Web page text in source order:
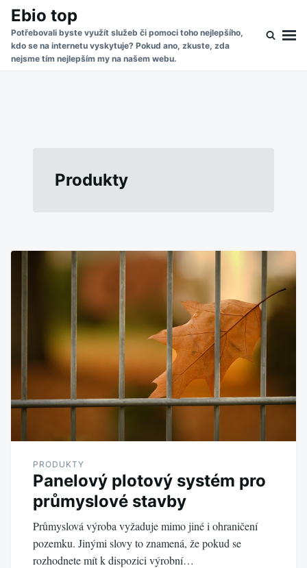
Skip
content
Search
for:
Ebio top
Potřebovali byste využít služeb či pomoci toho nejlepšího,
kdo se na internetu vyskytuje? Pokud ano, zkuste, zda
nejsme tím nejlepším my na našem webu.
Produkty
PRODUKTY
Panelový plotový systém pro
průmyslové stavby
Průmyslová výroba vyžaduje mimo jiné i ohraničení
pozemku. Jinými slovy to znamená, že pokud se
rozhodnete mít k dispozici výrobní…